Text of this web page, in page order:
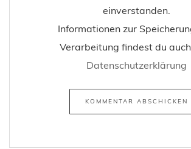
einverstanden.
Informationen zur
Verarbeitung findest du
Datenschutzerklärung